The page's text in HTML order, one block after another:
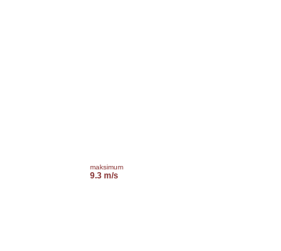
maksimum
9.3 m/s